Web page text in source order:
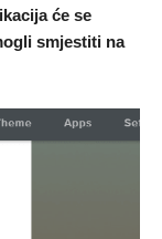
će se
smjestiti na